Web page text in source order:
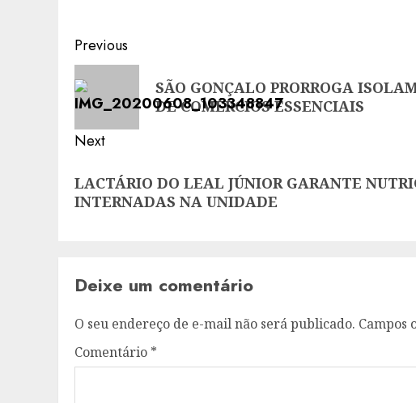
Post
navigation
Previous
Previous
post:
SÃO GONÇALO PRORROGA
DE COMÉRCIOS ESSENCIAIS
Next
post:
LACTÁRIO DO LEAL JÚNIOR GARANTE
INTERNADAS NA UNIDADE
Deixe um comentário
O seu endereço de e-mail não será publicado. Campos
Comentário *